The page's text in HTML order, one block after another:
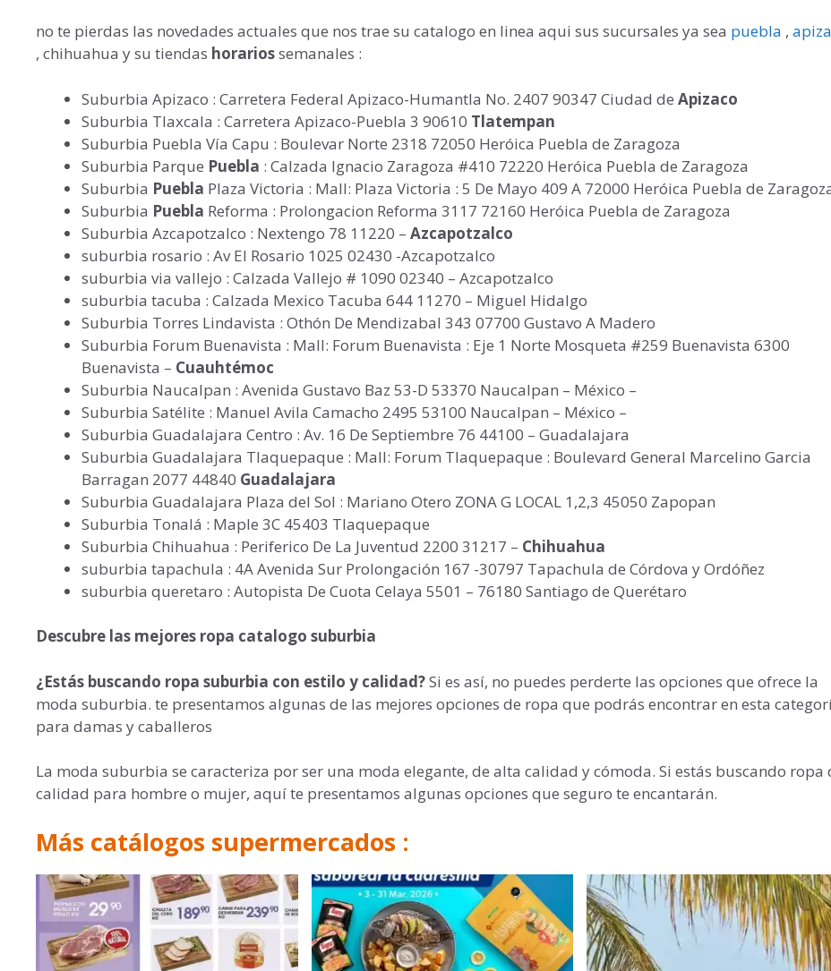
no te pierdas las novedades actuales que nos trae su catalogo en linea aqui sus sucursales ya sea puebla ,
, chihuahua y su tiendas horariossemanales :
Suburbia Apizaco : Carretera Federal Apizaco-Humantla No. 2407 90347 Ciudad de Apizaco
Suburbia Tlaxcala : Carretera Apizaco-Puebla 3 90610 Tlatempan
Suburbia Puebla Vía Capu : Boulevar Norte 2318 72050 Heróica Puebla de Zaragoza
Suburbia Parque Puebla : Calzada Ignacio Zaragoza #410 72220 Heróica Puebla de Zaragoza
Suburbia Puebla Plaza Victoria : Mall: Plaza Victoria : 5 De Mayo 409 A 72000 Heróica Puebla de
Suburbia Puebla Reforma : Prolongacion Reforma 3117 72160 Heróica Puebla de Zaragoza
Suburbia Azcapotzalco : Nextengo 78 11220 – Azcapotzalco
suburbia rosario : Av El Rosario 1025 02430 -Azcapotzalco
suburbia via vallejo : Calzada Vallejo # 1090 02340 – Azcapotzalco
suburbia tacuba : Calzada Mexico Tacuba 644 11270 – Miguel Hidalgo
Suburbia Torres Lindavista : Othón De Mendizabal 343 07700 Gustavo A Madero
Suburbia Forum Buenavista : Mall: Forum Buenavista : Eje 1 Norte Mosqueta #259 Buenavista 6300
Buenavista – Cuauhtémoc
Suburbia Naucalpan : Avenida Gustavo Baz 53-D 53370 Naucalpan – México –
Suburbia Satélite : Manuel Avila Camacho 2495 53100 Naucalpan – México –
Suburbia Guadalajara Centro : Av. 16 De Septiembre 76 44100 – Guadalajara
Suburbia Guadalajara Tlaquepaque : Mall: Forum Tlaquepaque : Boulevard General Marcelino Garcia
Barragan 2077 44840 Guadalajara
Suburbia Guadalajara Plaza del Sol : Mariano Otero ZONA G LOCAL 1,2,3 45050 Zapopan
Suburbia Tonalá : Maple 3C 45403 Tlaquepaque
Suburbia Chihuahua : Periferico De La Juventud 2200 31217 – Chihuahua
suburbia tapachula : 4A Avenida Sur Prolongación 167 -30797 Tapachula de Córdova y Ordóñez
suburbia queretaro : Autopista De Cuota Celaya 5501 – 76180 Santiago de Querétaro
Descubre las mejores ropa catalogo suburbia
¿Estás buscando ropa suburbia con estilo y calidad?Si es así, no puedes perderte las opciones que ofrece la
moda suburbia. te presentamos algunas de las mejores opciones de ropa que podrás encontrar en esta
para damas y caballeros
La moda suburbia se caracteriza por ser una moda elegante, de alta calidad y cómoda. Si estás buscando ropa
calidad para hombre o mujer, aquí te presentamos algunas opciones que seguro te encantarán.
Más catálogos supermercados :